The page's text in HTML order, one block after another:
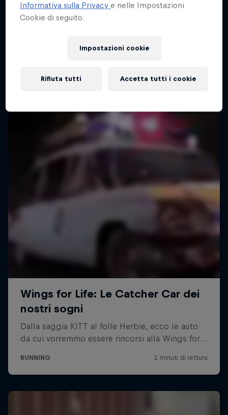
Informativa sulla Privacye nelle Impostazioni
Cookie di seguito.
Impostazioni cookie
Rifiuta tutti Accetta tutti i cookie